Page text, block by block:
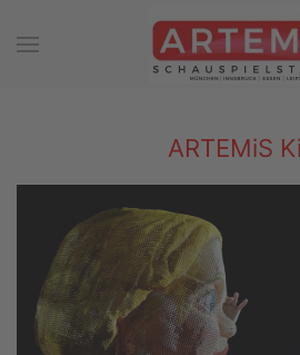
Zum Hauptinhalt springen
ARTEMiS